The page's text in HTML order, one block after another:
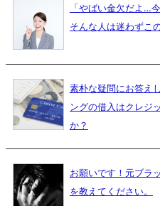
「やばい金欠だよ…
そんな人は迷わずこ
素朴な疑問にお答え
ングの借入はクレジ
か？
お願いです！元ブラ
を教えてください。